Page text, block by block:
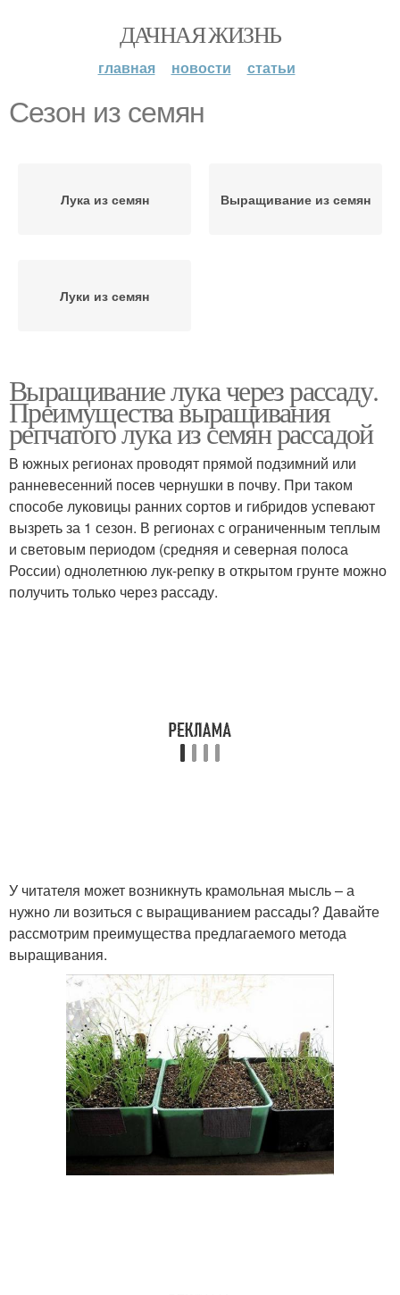
ДАЧНАЯ ЖИЗНЬ
главная новости статьи
Сезон из семян
Лука из семян Выращивание из семян
Луки из семян
Выращивание лука через рассаду.
Преимущества выращивания
репчатого лука из семян рассадой
В южных регионах проводят прямой подзимний или
ранневесенний посев чернушки в почву. При таком
способе луковицы ранних сортов и гибридов успевают
вызреть за 1 сезон. В регионах с ограниченным теплым
и световым периодом (средняя и северная полоса
России) однолетнюю лук-репку в открытом грунте можно
получить только через рассаду.
У читателя может возникнуть крамольная мысль – а
нужно ли возиться с выращиванием рассады? Давайте
рассмотрим преимущества предлагаемого метода
выращивания.